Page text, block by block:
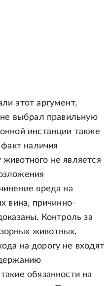
этот аргумент,
выбрал правильную
инстанции также
наличия
не является
вреда на
вина, причинно-
Контроль за
животных,
на дорогу не входят
обязанности на